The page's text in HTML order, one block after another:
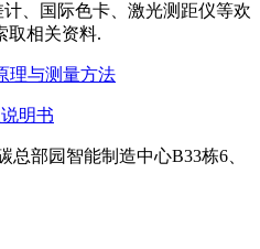
、国际色卡、激光测距仪等欢
取相关资料.
理与测量方法
明书
总部园智能制造中心B33栋6、